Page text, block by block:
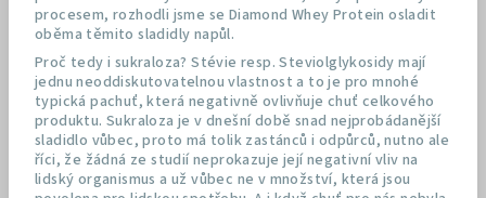
procesem, rozhodli jsme se Diamond Whey Protein osladit
oběma těmito sladidly napůl.
Proč tedy i sukraloza? Stévie resp. Steviolglykosidy mají
jednu neoddiskutovatelnou vlastnost a to je pro mnohé
typická pachuť, která negativně ovlivňuje chuť celkového
produktu. Sukraloza je v dnešní době snad nejprobádanější
sladidlo vůbec, proto má tolik zastánců i odpůrců, nutno ale
říci, že žádná ze studií neprokazuje její negativní vliv na
lidský organismus a už vůbec ne v množství, která jsou